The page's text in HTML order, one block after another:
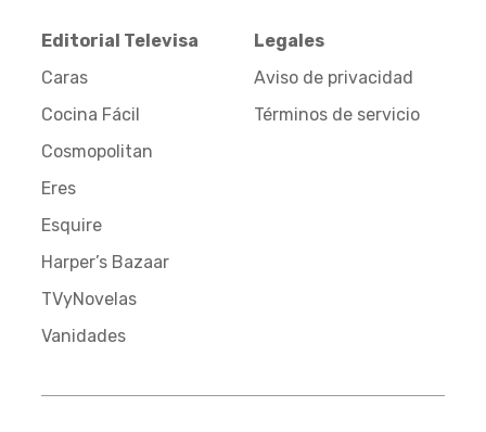
Editorial Televisa
Caras
Cocina Fácil
Cosmopolitan
Eres
Esquire
Harper’s Bazaar
TVyNovelas
Vanidades
Legales
Aviso de privacidad
Términos de servicio